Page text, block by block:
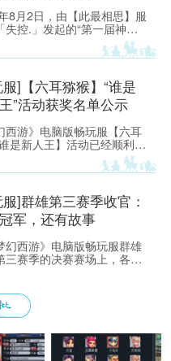
8月2日，由【此最相思】服
失控.」发起的“第一届神威
]【六耳猕猴】“谁是
”活动获奖名单公示
西游》电脑版畅玩服【六耳
是新人王】活动已经顺利落
，恭喜以下玩家获得[ROG
度]周边奖励！ （活动详情
]群雄第三赛季收官：
军，还有故事
幻西游》电脑版畅玩服群雄
三赛季的决赛赛场上，各位
带各位少侠了解一下吧！